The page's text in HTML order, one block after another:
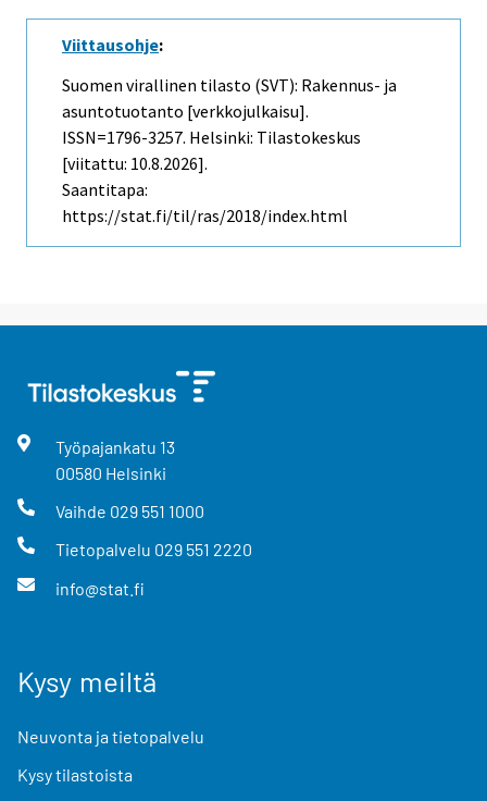
Viittausohje:
Suomen virallinen tilasto (SVT): Rakennus- ja
asuntotuotanto [verkkojulkaisu].
ISSN=1796-3257. Helsinki: Tilastokeskus
[viitattu: 10.8.2026].
Saantitapa:
https://stat.fi/til/ras/2018/index.html
Työpajankatu 13
00580 Helsinki
Vaihde 029 551 1000
Tietopalvelu 029 551 2220
info@stat.fi
Kysy meiltä
Neuvonta ja tietopalvelu
Kysy tilastoista